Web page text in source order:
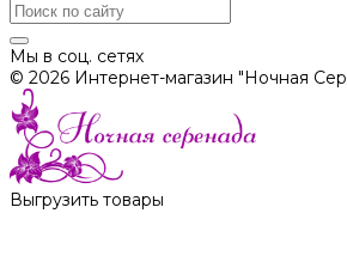
Мы в соц. сетях
© 2026 Интернет-магазин "Ночная
Выгрузить товары